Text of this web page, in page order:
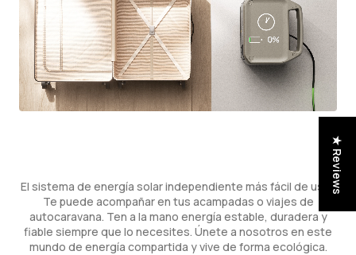
El sistema de energía solar independiente más fácil de usar.
Te puede acompañar en tus acampadas o viajes de
autocaravana. Ten a la mano energía estable, duradera y
fiable siempre que lo necesites. Únete a nosotros en este
mundo de energía compartida y vive de forma ecológica.
★ Reviews